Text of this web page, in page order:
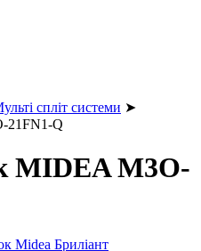
спліт системи ➤
21FN1-Q
MIDEA M3O-